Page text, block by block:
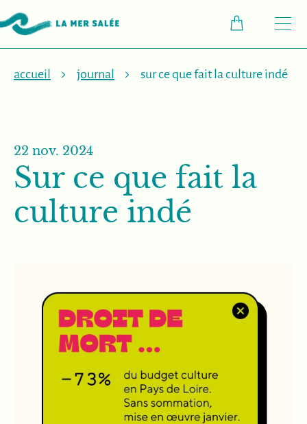
accueil journal sur ce que fait la culture indé
22 nov. 2024
Sur ce que fait la
culture indé